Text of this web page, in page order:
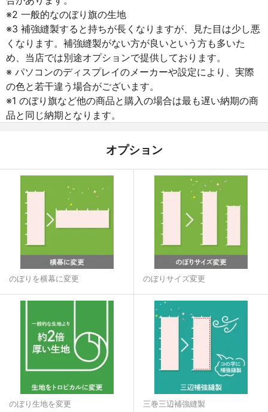
※2 一般的なのぼり旗の生地
※3 補強縫製すると持ちが長くなりますが、見た目は少し悪
くなります。補強縫製がない方が良いという方も多いた
め、当店では別途オプションで提供しております。
※ パソコンのディスプレイのメーカーや設定により、実際
の色と若干違う場合がございます。
※1 のぼり旗など他の商品と購入の場合は最も遅い納期の商
品と同じ納期となります。
オプション
のぼりを横幕に変更 のぼりサイズ変更
のぼり生地を変更 三巻三辺補強縫製